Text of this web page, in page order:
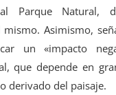
al Parque Natural,
Asimismo,
un «impacto
que depende en
derivado del paisaje.